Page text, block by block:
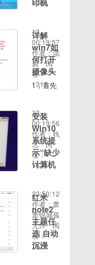
python
源码转化
为
APP（Apk）
发
更新播放
蓝奏云：
已失效拿
走回复，
随机爱小
助掉落～
富，使用
更简单。
【下载链
接】
http://huluxia.mobi/
源界面全
『新鲜出
炉－向左
滑动，更
多新鲜』
－『超
https://
安装包大
小：
3.2mb左
右带走留
言！喜欢
心][爱心]
击“Administrator”，
示：忘记
开机密码
示例23.
进入带命
令提示符
的安全模
式后，会
员模式的
命令提示
符窗口，
在命令提
示符窗口
中输入
/add，按
下键盘上
的回车
键，就完
成了增加
用户操
脑，重启
电脑系统
已经激活
了电脑示
例3以上
就是关于
win7
激活工具
的激活教
程啦。
【搬砖网
络侵权立
删】
里，账号
一定要选
如图中的
outlook，
其他地方
灵活填写
登陆示例
24、如
图下半部
分填写资
料，其中
联系方式
话，填一
个邮箱就
可以了。
登录
MSN邮
箱示例
示可使用
不到
3.5G，
但是
win7 64
位系统显
示可使用
于4GB。
这就会让
我们在使
用电脑的
过程中明
显感觉到
一些。
win7示
例12.当
然了，由
于32位
系统和
左下
方“开始
菜单”，
点击“设
备和打印
机”。
例12，
点击添加
打印机。
添加打印
机示例
23，点
机。打印
机示例
34，输
入打印机
的tcp/ip
点击下一
1568
详解
win7如
何打开
摄像头
1，首先
理器”中
找到摄像
头的驱动
盘符，我
们直接双
击打开即
像头了。
win7如
何打开摄
像头示例
12，如
果没有的
13
00:19:57
作者：谎
旎
阅
读：
1318
安装
Win10
系统提
示“缺少
计算机
动程
安装
Win10系
统提
示“缺少
时间：
13
00:19:56
作者：執
念
阅
读：
1623
红米
note2
主题任
选 自动
沉浸
时间：
23:50:12
作者：萧
萧锦城孤
无伴
阅
读：
1516